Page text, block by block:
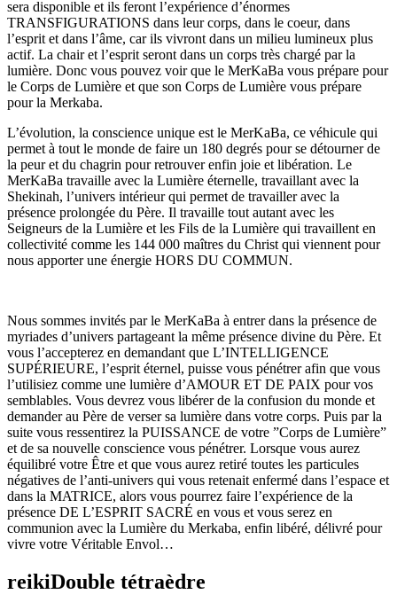
sera disponible et ils feront l’expérience d’énormes
TRANSFIGURATIONS dans leur corps, dans le coeur, dans
l’esprit et dans l’âme, car ils vivront dans un milieu lumineux plus
actif. La chair et l’esprit seront dans un corps très chargé par la
lumière. Donc vous pouvez voir que le MerKaBa vous prépare pour
le Corps de Lumière et que son Corps de Lumière vous prépare
pour la Merkaba.
L’évolution, la conscience unique est le MerKaBa, ce véhicule qui
permet à tout le monde de faire un 180 degrés pour se détourner de
la peur et du chagrin pour retrouver enfin joie et libération. Le
MerKaBa travaille avec la Lumière éternelle, travaillant avec la
Shekinah, l’univers intérieur qui permet de travailler avec la
présence prolongée du Père. Il travaille tout autant avec les
Seigneurs de la Lumière et les Fils de la Lumière qui travaillent en
collectivité comme les 144 000 maîtres du Christ qui viennent pour
nous apporter une énergie HORS DU COMMUN.
Nous sommes invités par le MerKaBa à entrer dans la présence de
myriades d’univers partageant la même présence divine du Père. Et
vous l’accepterez en demandant que L’INTELLIGENCE
SUPÉRIEURE, l’esprit éternel, puisse vous pénétrer afin que vous
l’utilisiez comme une lumière d’AMOUR ET DE PAIX pour vos
semblables. Vous devrez vous libérer de la confusion du monde et
demander au Père de verser sa lumière dans votre corps. Puis par la
suite vous ressentirez la PUISSANCE de votre ”Corps de Lumière”
et de sa nouvelle conscience vous pénétrer. Lorsque vous aurez
équilibré votre Être et que vous aurez retiré toutes les particules
négatives de l’anti-univers qui vous retenait enfermé dans l’espace et
dans la MATRICE, alors vous pourrez faire l’expérience de la
présence DE L’ESPRIT SACRÉ en vous et vous serez en
communion avec la Lumière du Merkaba, enfin libéré, délivré pour
vivre votre Véritable Envol…
reikiDouble tétraèdre